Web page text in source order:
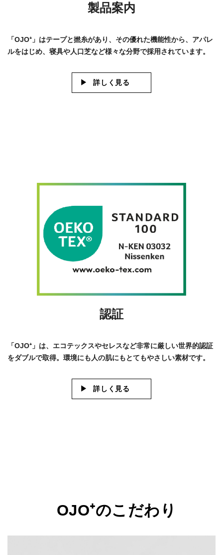
製品案内
「OJO⁺」はテープと撚糸があり、その優れた機能性から、アパレ
ルをはじめ、寝具や人口芝など様々な分野で採用されています。
詳しく見る
認証
「OJO⁺」は、エコテックスやセレスなど非常に厳しい世界的認証
をダブルで取得。環境にも人の肌にもとてもやさしい素材です。
詳しく見る
OJO⁺のこだわり